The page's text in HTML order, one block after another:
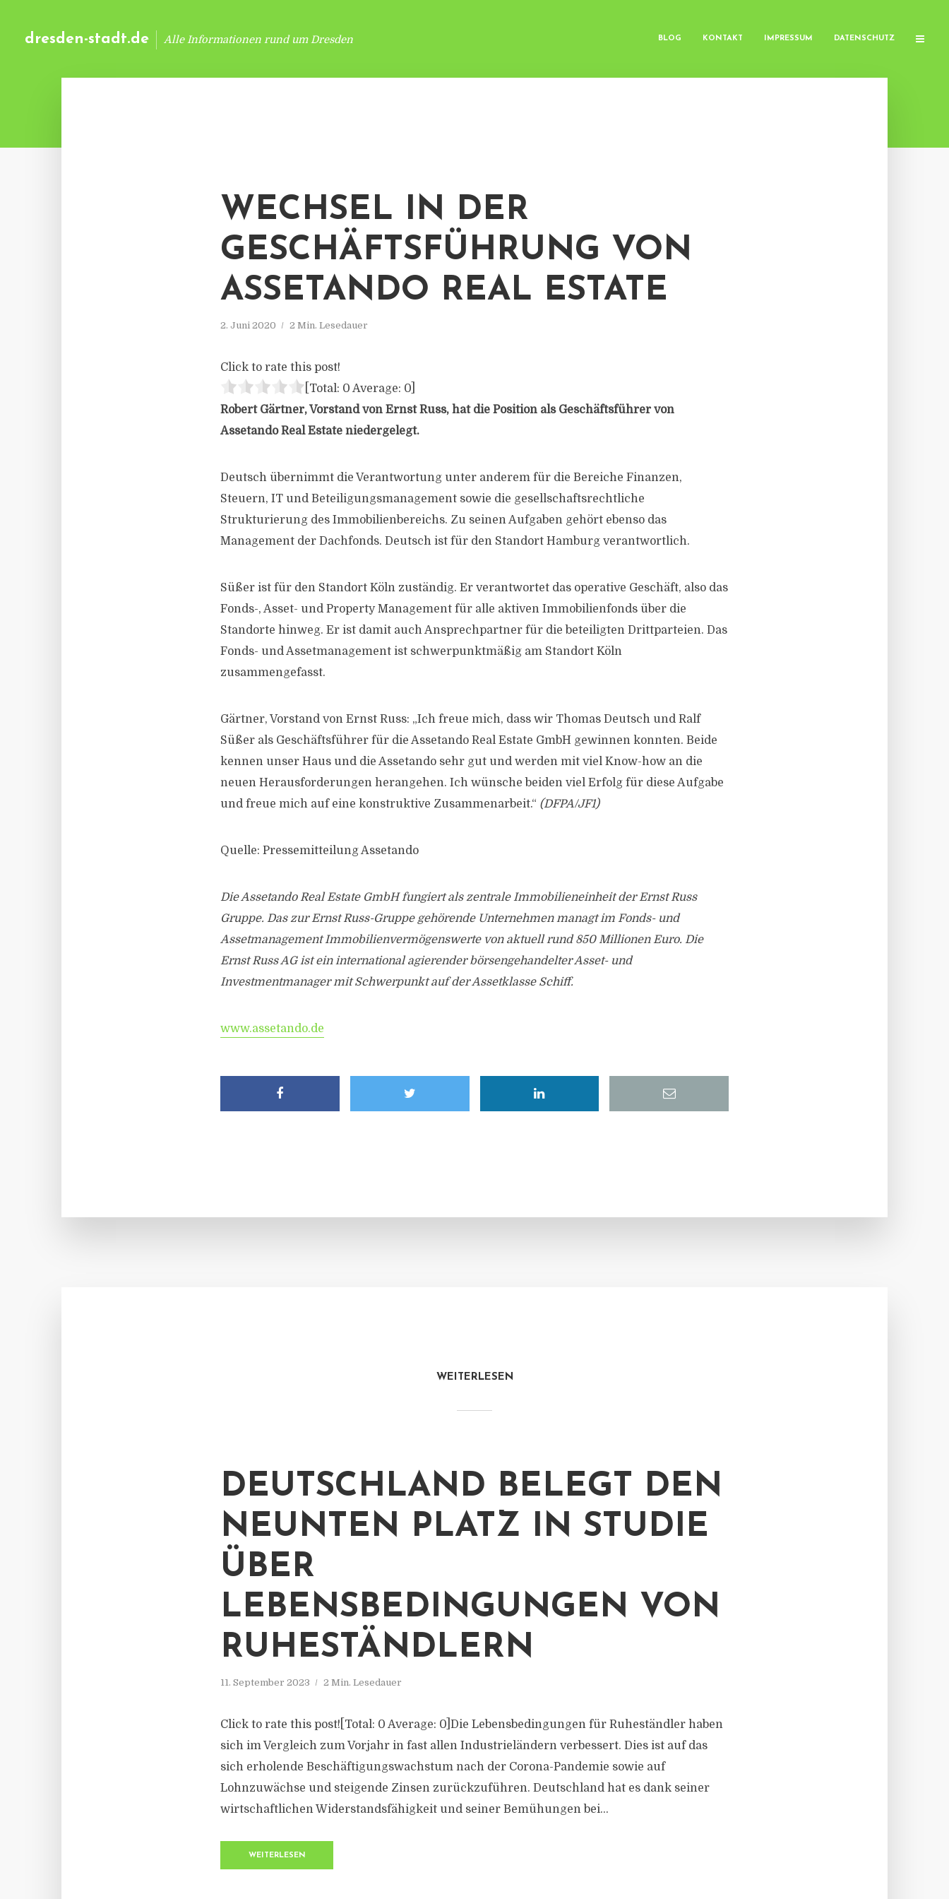
dresden-stadt.de Alle Informationen rund um Dresden BLOG KONTAKT IMPRESSUM DATENSCHUTZ
WECHSEL IN DER
GESCHÄFTSFÜHRUNG VON
ASSETANDO REAL ESTATE
2. Juni 2020 2 Min. Lesedauer
Click to rate this post!
[Total: 0 Average: 0
Robert Gärtner, Vorstand von Ernst Russ, hat die Position als Geschäftsführer von
Assetando Real Estate niedergelegt.
Deutsch übernimmt die Verantwortung unter anderem für die Bereiche Finanzen,
Steuern, IT und Beteiligungsmanagement sowie die gesellschaftsrechtliche
Strukturierung des Immobilienbereichs. Zu seinen Aufgaben gehört ebenso das
Management der Dachfonds. Deutsch ist für den Standort Hamburg verantwortlich.
Süßer ist für den Standort Köln zuständig. Er verantwortet das operative Geschäft, also das
Fonds-, Asset- und Property Management für alle aktiven Immobilienfonds über die
Standorte hinweg. Er ist damit auch Ansprechpartner für die beteiligten Drittparteien. Das
Fonds- und Assetmanagement ist schwerpunktmäßig am Standort Köln
zusammengefasst.
Gärtner, Vorstand von Ernst Russ: „Ich freue mich, dass wir Thomas Deutsch und Ralf
Süßer als Geschäftsführer für die Assetando Real Estate GmbH gewinnen konnten. Beide
kennen unser Haus und die Assetando sehr gut und werden mit viel Know-how an die
neuen Herausforderungen herangehen. Ich wünsche beiden viel Erfolg für diese Aufgabe
und freue mich auf eine konstruktive Zusammenarbeit.“ (DFPA/JF1)
Quelle: Pressemitteilung Assetando
Die Assetando Real Estate GmbH fungiert als zentrale Immobilieneinheit der Ernst Russ
Gruppe. Das zur Ernst Russ-Gruppe gehörende Unternehmen managt im Fonds- und
Assetmanagement Immobilienvermögenswerte von aktuell rund 850 Millionen Euro. Die
Ernst Russ AG ist ein international agierender börsengehandelter Asset- und
Investmentmanager mit Schwerpunkt auf der Assetklasse Schiff.
www.assetando.de
WEITERLESEN
DEUTSCHLAND BELEGT DEN
NEUNTEN PLATZ IN STUDIE
ÜBER
LEBENSBEDINGUNGEN VON
RUHESTÄNDLERN
11. September 2023 2 Min. Lesedauer
Click to rate this post![Total: 0 Average: 0]Die Lebensbedingungen für Ruheständler haben
sich im Vergleich zum Vorjahr in fast allen Industrieländern verbessert. Dies ist auf das
sich erholende Beschäftigungswachstum nach der Corona-Pandemie sowie auf
Lohnzuwächse und steigende Zinsen zurückzuführen. Deutschland hat es dank seiner
wirtschaftlichen Widerstandsfähigkeit und seiner Bemühungen bei...
WEITERLESEN